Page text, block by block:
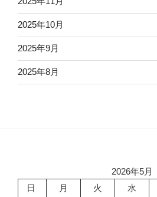
2025年10月
2025年9月
2025年8月
2026年5月
日
月 火 水